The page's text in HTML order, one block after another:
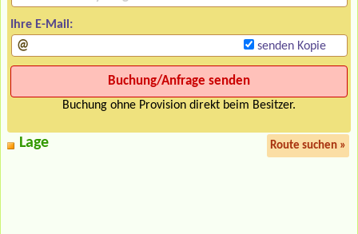
Ihre E-Mail:
senden Kopie
Buchung ohne Provision direkt beim Besitzer.
Lage Route suchen »